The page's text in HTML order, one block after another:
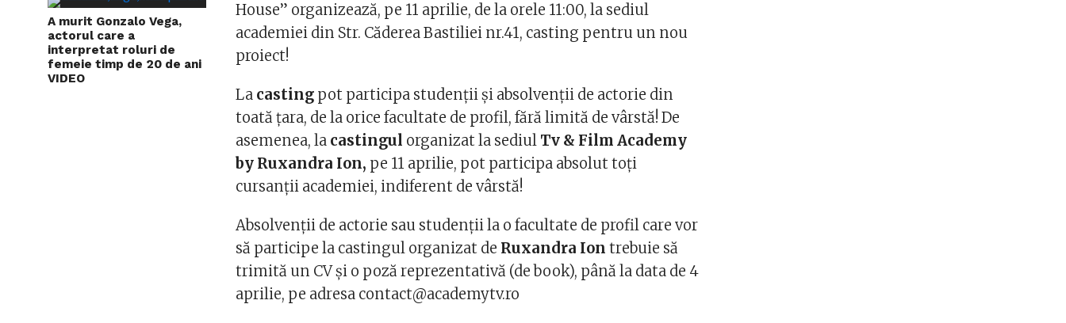
A murit Gonzalo Vega,
actorul care a
interpretat roluri de
femeie timp de 20 de ani
VIDEO
House” organizează, pe 11 aprilie, de la orele 11:00, la sediul
academiei din Str. Căderea Bastiliei nr.41, casting pentru un nou
proiect!
La casting pot participa studenții și absolvenții de actorie din
toată țara, de la orice facultate de profil, fără limită de vârstă! De
asemenea, la castingul organizat la sediul Tv & Film Academy
by Ruxandra Ion, pe 11 aprilie, pot participa absolut toți
cursanții academiei, indiferent de vârstă!
Absolvenții de actorie sau studenții la o facultate de profil care vor
să participe la castingul organizat de Ruxandra Ion trebuie să
trimită un CV și o poză reprezentativă (de book), până la data de 4
aprilie, pe adresa contact@academytv.ro